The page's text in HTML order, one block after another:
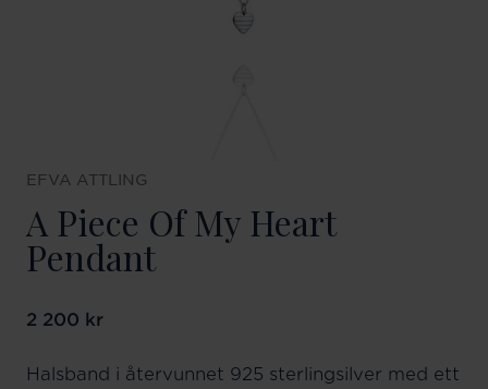
EFVA ATTLING
A Piece Of My Heart
Pendant
Pris:2 200 kr
2 200 kr
Halsband i återvunnet 925 sterlingsilver med ett